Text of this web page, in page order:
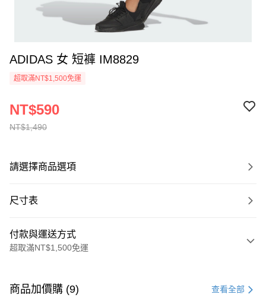
ADIDAS 女 短褲 IM8829
超取滿NT$1,500免運
NT$1,490
NT$590
請選擇商品選項
尺寸表
付款與運送方式
超取滿NT$1,500免運
信用卡一次付款
商品加價購 (9) 查看全部